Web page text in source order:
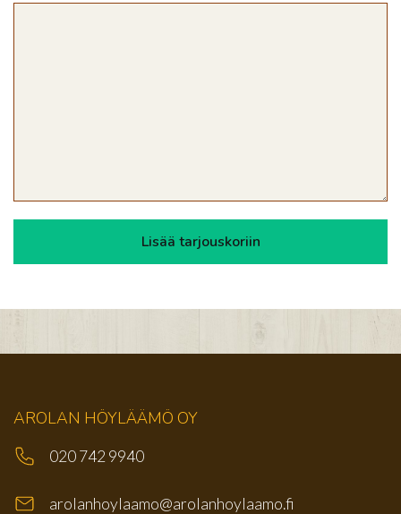
AROLAN HÖYLÄÄMÖ OY
020 742 9940
arolanhoylaamo@arolanhoylaamo.fi